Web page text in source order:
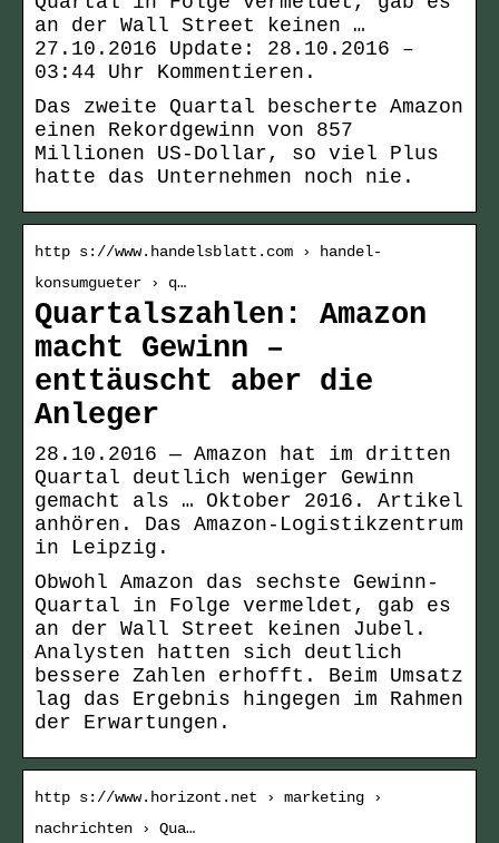
an der Wall Street keinen …
27.10.2016 Update: 28.10.2016 –
03:44 Uhr Kommentieren.
Das zweite Quartal bescherte Amazon
einen Rekordgewinn von 857
Millionen US-Dollar, so viel Plus
hatte das Unternehmen noch nie.
http s://www.handelsblatt.com › handel-
konsumgueter › q…
Quartalszahlen: Amazon
macht Gewinn –
enttäuscht aber die
Anleger
28.10.2016 — Amazon hat im dritten
Quartal deutlich weniger Gewinn
gemacht als … Oktober 2016. Artikel
anhören. Das Amazon-Logistikzentrum
in Leipzig.
Obwohl Amazon das sechste Gewinn-
Quartal in Folge vermeldet, gab es
an der Wall Street keinen Jubel.
Analysten hatten sich deutlich
bessere Zahlen erhofft. Beim Umsatz
lag das Ergebnis hingegen im Rahmen
der Erwartungen.
http s://www.horizont.net › marketing ›
nachrichten › Qua…